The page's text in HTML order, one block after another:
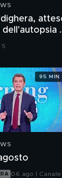
5
06 ago | Canale
95 MIN